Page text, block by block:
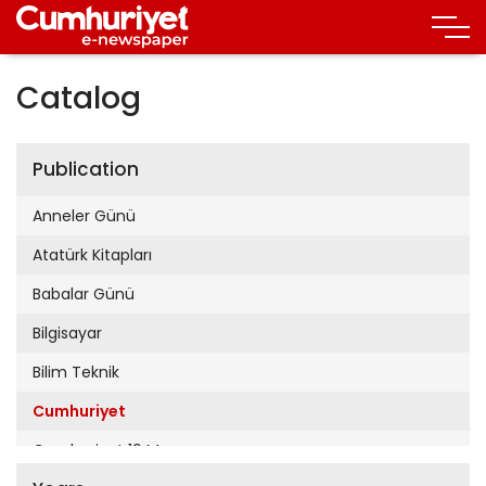
Catalog
Publication
Anneler Günü
Atatürk Kitapları
Babalar Günü
Bilgisayar
Bilim Teknik
Cumhuriyet
Cumhuriyet 19 Mayıs